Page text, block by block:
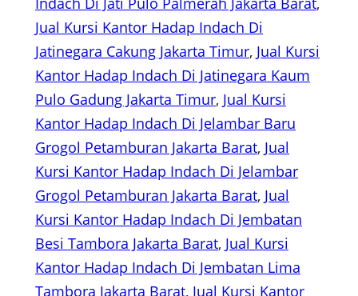
Jual Kursi Kantor Hadap Indach Di
Jatinegara Cakung Jakarta Timur, Jual Kursi
Kantor Hadap Indach Di Jatinegara Kaum
Pulo Gadung Jakarta Timur, Jual Kursi
Kantor Hadap Indach Di Jelambar Baru
Grogol Petamburan Jakarta Barat, Jual
Kursi Kantor Hadap Indach Di Jelambar
Grogol Petamburan Jakarta Barat, Jual
Kursi Kantor Hadap Indach Di Jembatan
Besi Tambora Jakarta Barat, Jual Kursi
Kantor Hadap Indach Di Jembatan Lima
Tambora Jakarta Barat, Jual Kursi Kantor